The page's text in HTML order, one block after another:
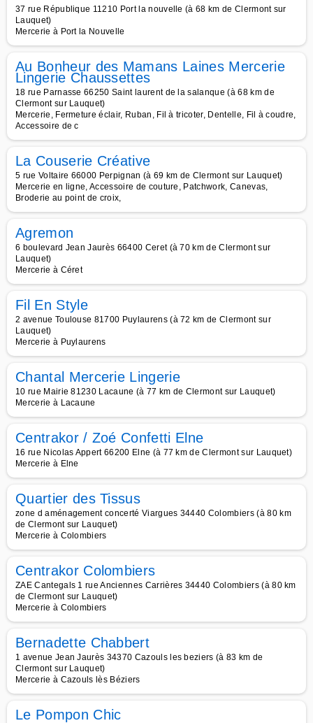
37 rue République 11210 Port la nouvelle (à 68 km de Clermont sur
Lauquet)
Mercerie à Port la Nouvelle
Au Bonheur des Mamans Laines Mercerie
Lingerie Chaussettes
18 rue Parnasse 66250 Saint laurent de la salanque (à 68 km de
Clermont sur Lauquet)
Mercerie, Fermeture éclair, Ruban, Fil à tricoter, Dentelle, Fil à coudre,
Accessoire de c
La Couserie Créative
5 rue Voltaire 66000 Perpignan (à 69 km de Clermont sur Lauquet)
Mercerie en ligne, Accessoire de couture, Patchwork, Canevas,
Broderie au point de croix,
Agremon
6 boulevard Jean Jaurès 66400 Ceret (à 70 km de Clermont sur
Lauquet)
Mercerie à Céret
Fil En Style
2 avenue Toulouse 81700 Puylaurens (à 72 km de Clermont sur
Lauquet)
Mercerie à Puylaurens
Chantal Mercerie Lingerie
10 rue Mairie 81230 Lacaune (à 77 km de Clermont sur Lauquet)
Mercerie à Lacaune
Centrakor / Zoé Confetti Elne
16 rue Nicolas Appert 66200 Elne (à 77 km de Clermont sur Lauquet)
Mercerie à Elne
Quartier des Tissus
zone d aménagement concerté Viargues 34440 Colombiers (à 80 km
de Clermont sur Lauquet)
Mercerie à Colombiers
Centrakor Colombiers
ZAE Cantegals 1 rue Anciennes Carrières 34440 Colombiers (à 80 km
de Clermont sur Lauquet)
Mercerie à Colombiers
Bernadette Chabbert
1 avenue Jean Jaurès 34370 Cazouls les beziers (à 83 km de
Clermont sur Lauquet)
Mercerie à Cazouls lès Béziers
Le Pompon Chic